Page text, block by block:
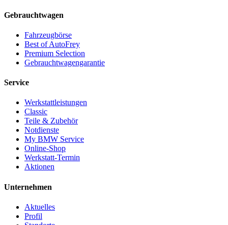
Gebrauchtwagen
Fahrzeugbörse
Best of AutoFrey
Premium Selection
Gebrauchtwagengarantie
Service
Werkstattleistungen
Classic
Teile & Zubehör
Notdienste
My BMW Service
Online-Shop
Werkstatt-Termin
Aktionen
Unternehmen
Aktuelles
Profil